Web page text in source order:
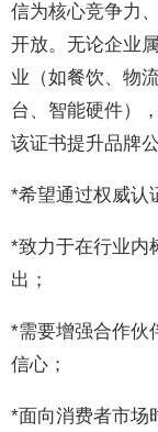
信为核心竞争力
开放。无论企业
业（如餐饮、物
台、智能硬件）
该证书提升品牌
*希望通过权威认
*致力于在行业内
出；
*需要增强合作伙
信心；
*面向消费者市场